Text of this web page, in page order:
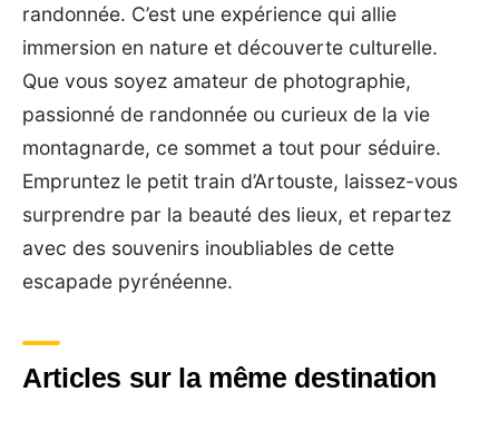
randonnée. C’est une expérience qui allie
immersion en nature et découverte culturelle.
Que vous soyez amateur de photographie,
passionné de randonnée ou curieux de la vie
montagnarde, ce sommet a tout pour séduire.
Empruntez le petit train d’Artouste, laissez-vous
surprendre par la beauté des lieux, et repartez
avec des souvenirs inoubliables de cette
escapade pyrénéenne.
Articles sur la même destination